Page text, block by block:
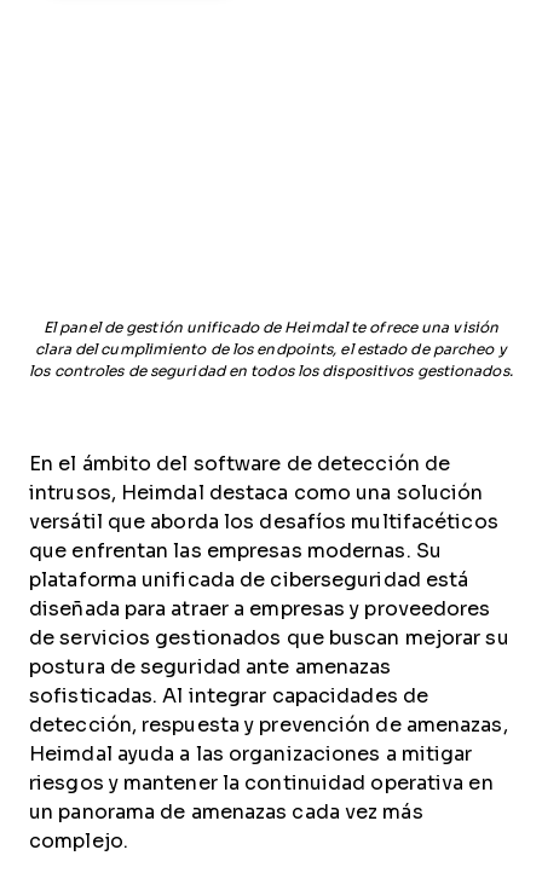
El panel de gestión unificado de Heimdal te ofrece una visión
clara del cumplimiento de los endpoints, el estado de parcheo y
los controles de seguridad en todos los dispositivos gestionados.
En el ámbito del software de detección de
intrusos, Heimdal destaca como una solución
versátil que aborda los desafíos multifacéticos
que enfrentan las empresas modernas. Su
plataforma unificada de ciberseguridad está
diseñada para atraer a empresas y proveedores
de servicios gestionados que buscan mejorar su
postura de seguridad ante amenazas
sofisticadas. Al integrar capacidades de
detección, respuesta y prevención de amenazas,
Heimdal ayuda a las organizaciones a mitigar
riesgos y mantener la continuidad operativa en
un panorama de amenazas cada vez más
complejo.